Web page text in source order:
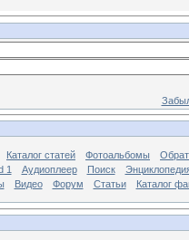
Каталог статей Фотоальбомы
1 Аудиоплеер Поиск
Видео Форум Статьи Каталог